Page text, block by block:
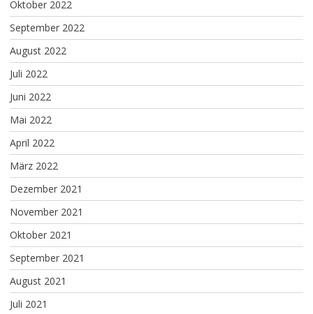
Oktober 2022
September 2022
August 2022
Juli 2022
Juni 2022
Mai 2022
April 2022
März 2022
Dezember 2021
November 2021
Oktober 2021
September 2021
August 2021
Juli 2021